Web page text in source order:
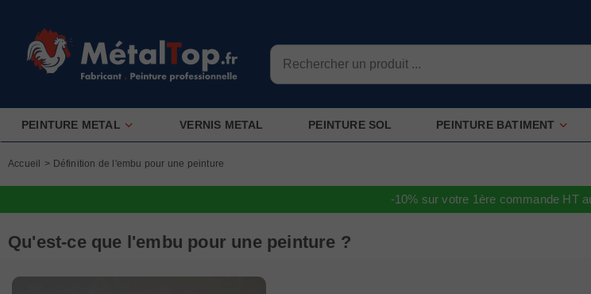
PEINTURE METAL VERNIS METAL PEINTURE SOL PEINTURE BATIMENT
Accueil > Définition de l'embu pour une peinture
-10% sur votre 1ère commande HT
Qu'est-ce que l'embu pour une peinture ?